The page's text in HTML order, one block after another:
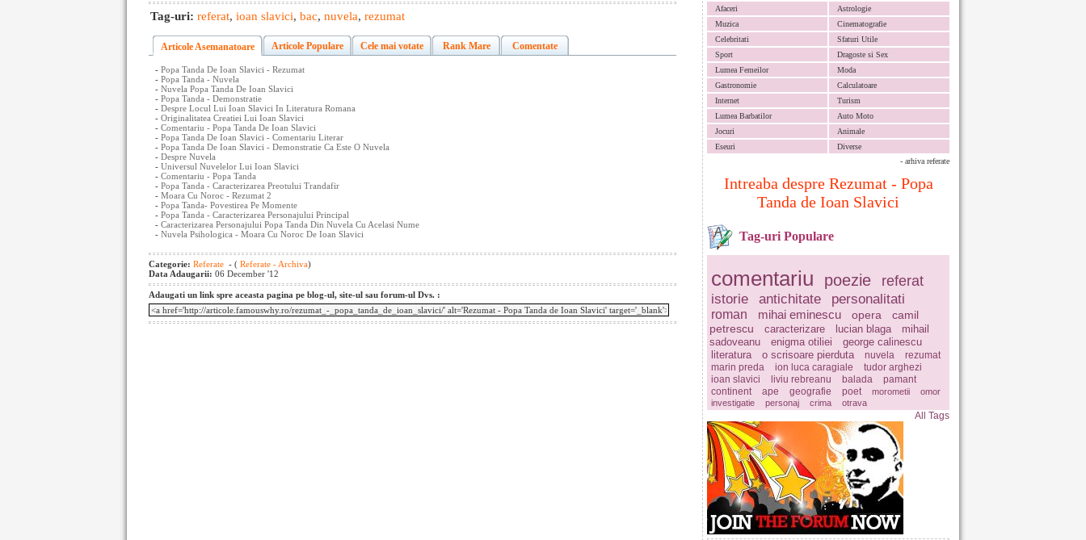
Afaceri
Astrologie
Muzica
Cinematografie
Celebritati
Sfaturi Utile
Sport
Dragoste si Sex
Lumea Femeilor
Moda
Gastronomie
Calculatoare
Internet
Turism
Lumea Barbatilor
Auto Moto
Jocuri
Animale
Eseuri
Diverse
- arhiva referate
Intreaba despre Rezumat - Popa
Tanda de Ioan Slavici
Tag-uri Populare
comentariu poezie referat
istorie antichitate personalitati
roman mihai eminescu opera
camil
petrescu
caracterizare lucian blaga
mihail
sadoveanu
enigma otiliei
george calinescu
literatura
o scrisoare pierduta nuvela
rezumat
marin preda
ion luca caragiale
tudor arghezi
ioan slavici
liviu rebreanu balada
pamant
continent
ape geografie poet morometii
omor
investigatie
personaj crima otrava
All Tags
Tag-uri: referat, ioan slavici, bac, nuvela, rezumat
Articole Asemanatoare Articole Populare Cele mai votate Rank Mare Comentate
- Popa Tanda De Ioan Slavici - Rezumat
- Popa Tanda - Nuvela
- Nuvela Popa Tanda De Ioan Slavici
- Popa Tanda - Demonstratie
- Despre Locul Lui Ioan Slavici In Literatura Romana
- Originalitatea Creatiei Lui Ioan Slavici
- Comentariu - Popa Tanda De Ioan Slavici
- Popa Tanda De Ioan Slavici - Comentariu Literar
- Popa Tanda De Ioan Slavici - Demonstratie Ca Este O Nuvela
- Despre Nuvela
- Universul Nuvelelor Lui Ioan Slavici
- Comentariu - Popa Tanda
- Popa Tanda - Caracterizarea Preotului Trandafir
- Moara Cu Noroc - Rezumat 2
- Popa Tanda- Povestirea Pe Momente
- Popa Tanda - Caracterizarea Personajului Principal
- Caracterizarea Personajului Popa Tanda Din Nuvela Cu Acelasi Nume
- Nuvela Psihologica - Moara Cu Noroc De Ioan Slavici
Categorie: Referate - ( Referate - Archiva)
Data Adaugarii: 06 December '12
Adaugati un link spre aceasta pagina pe blog-ul, site-ul sau forum-ul Dvs. :